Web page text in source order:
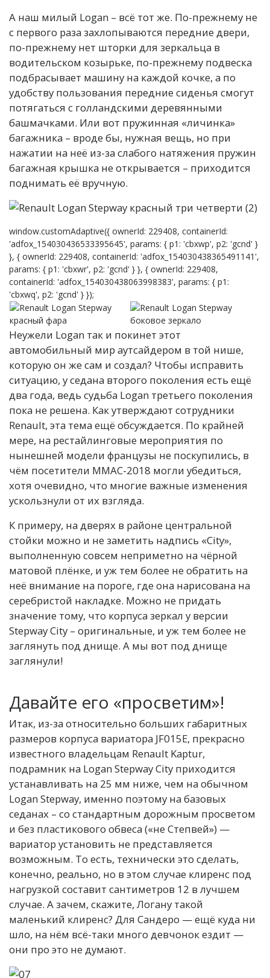
А наш милый Logan – всё тот же. По-прежнему не
с первого раза захлопываются передние двери,
по-прежнему нет шторки для зеркальца в
водительском козырьке, по-прежнему подвеска
подбрасывает машину на каждой кочке, а по
удобству пользования передние сиденья смогут
потягаться с голландскими деревянными
башмачками. Или вот пружинная «личинка»
багажника – вроде бы, нужная вещь, но при
нажатии на неё из-за слабого натяжения пружин
багажная крышка не открывается – приходится
поднимать её вручную.
window.customAdaptive({ ownerId: 229408, containerId:
'adfox_154030436533395645', params: { p1: 'cbxwp', p2: 'gcnd' }
}, { ownerId: 229408, containerId: 'adfox_154030438365491141',
params: { p1: 'cbxwr', p2: 'gcnd' } }, { ownerId: 229408,
containerId: 'adfox_154030438063998383', params: { p1:
'cbxwq', p2: 'gcnd' } });
Неужели Logan так и покинет этот
автомобильный мир аутсайдером в той нише,
которую он же сам и создал? Чтобы исправить
ситуацию, у седана второго поколения есть ещё
два года, ведь судьба Logan третьего поколения
пока не решена. Как утверждают сотрудники
Renault, эта тема ещё обсуждается. По крайней
мере, на рестайлинговые мероприятия по
нынешней модели французы не поскупились, в
чём посетители ММАС-2018 могли убедиться,
хотя очевидно, что многие важные изменения
ускользнули от их взгляда.
К примеру, на дверях в районе центральной
стойки можно и не заметить надпись «City»,
выполненную совсем неприметно на чёрной
матовой плёнке, и уж тем более не обратить на
неё внимание на пороге, где она нарисована на
серебристой накладке. Можно не придать
значение тому, что корпуса зеркал у версии
Stepway City – оригинальные, и уж тем более не
заглянуть под днище. А мы вот под днище
заглянули!
Давайте его «просветим»!
Итак, из-за относительно больших габаритных
размеров корпуса вариатора JF015E, прекрасно
известного владельцам Renault Kaptur,
подрамник на Logan Stepway City приходится
устанавливать на 25 мм ниже, чем на обычном
Logan Stepway, именно поэтому на базовых
седанах – со стандартным дорожным просветом
и без пластикового обвеса («не Степвей») —
вариатор установить не представляется
возможным. То есть, технически это сделать,
конечно, реально, но в этом случае клиренс под
нагрузкой составит сантиметров 12 в лучшем
случае. А зачем, скажите, Логану такой
маленький клиренс? Для Сандеро — ещё куда ни
шло, на нём всё-таки много девчонок ездит —
они про это не думают.